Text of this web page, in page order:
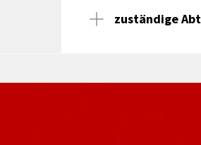
zuständige